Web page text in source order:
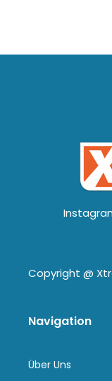
Copyright @
Navigation
Über Uns